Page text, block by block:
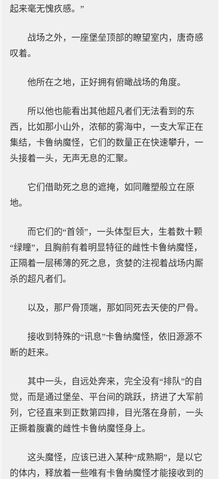
起来毫无愧疚感。”
战场之外，一座堡垒顶部的瞭望室内，唐奇感
叹着。
他所在之地，正好拥有俯瞰战场的角度。
所以他也能看出其他超凡者们无法看到的东
西，比如那小山外，浓郁的雾海中，一支大军正在
集结，卡鲁纳魔怪，它们的数量正在快速攀升，一
头接着一头，无声无息的汇聚。
它们借助死之息的遮掩，如同雕塑般立在原
地。
而它们的“首领”，一头体型巨大，生着数十颗
“绿瞳”，且胸前有着明显特征的雌性卡鲁纳魔怪，
正隔着一层稀薄的死之息，贪婪的注视着战场内厮
杀的超凡者们。
以及，那尸骨顶端，那如同死去天使的尸骨。
接收到特殊的“讯息”卡鲁纳魔怪，依旧源源不
断的赶来。
其中一头，自远处奔来，完全没有“排队”的自
觉，而是通过堡垒、平台间的跳跃，挤进了大军前
列，它径直来到正数第四排，目光落在身前，一头
正撅着腹囊的雌性卡鲁纳魔怪身上。
这头魔怪，应该已进入某种“成熟期”，是以它
的体内，释放着一些唯有卡鲁纳魔怪才能接收到的